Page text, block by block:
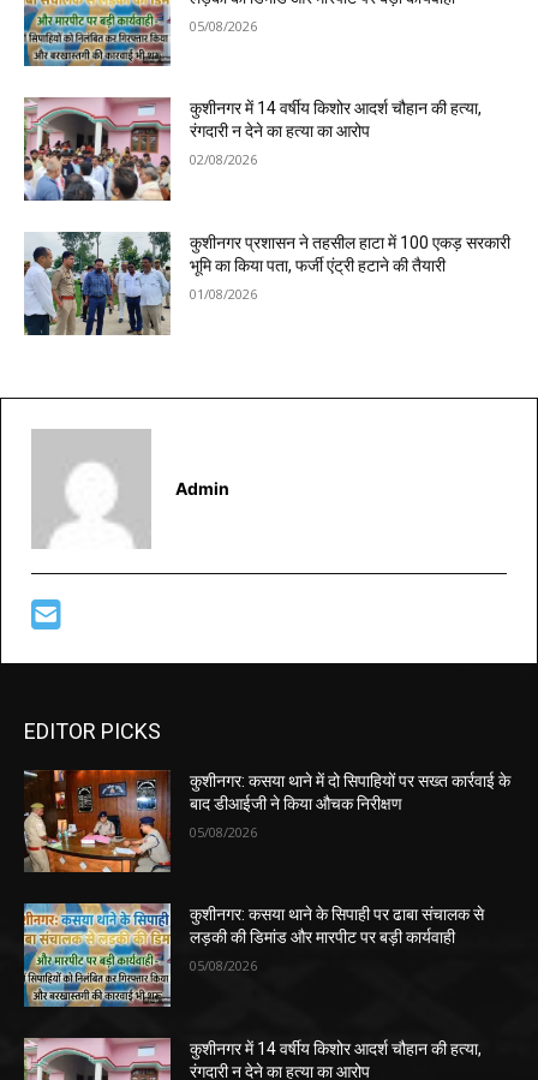
05/08/2026
कुशीनगर में 14 वर्षीय किशोर आदर्श चौहान की हत्या,
रंगदारी न देने का हत्या का आरोप
02/08/2026
कुशीनगर प्रशासन ने तहसील हाटा में 100 एकड़ सरकारी
भूमि का किया पता, फर्जी एंट्री हटाने की तैयारी
01/08/2026
Admin
EDITOR PICKS
कुशीनगर: कसया थाने में दो सिपाहियों पर सख्त कार्रवाई के
बाद डीआईजी ने किया औचक निरीक्षण
05/08/2026
कुशीनगर: कसया थाने के सिपाही पर ढाबा संचालक से
लड़की की डिमांड और मारपीट पर बड़ी कार्यवाही
05/08/2026
कुशीनगर में 14 वर्षीय किशोर आदर्श चौहान की हत्या,
रंगदारी न देने का हत्या का आरोप